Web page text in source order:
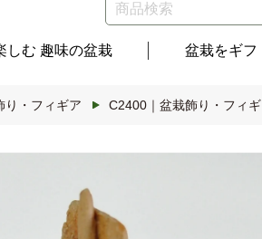
しむ 趣味の盆栽 盆栽をギフ
り・フィギア C2400｜盆栽飾り・フィ